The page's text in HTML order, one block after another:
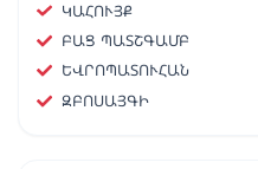
ԿԱՀՈՒՅՔ
ԲԱՑ ՊԱՏՇԳԱՄԲ
ԵՎՐՈՊԱՏՈՒՀԱՆ
ԶԲՈՍԱՅԳԻ